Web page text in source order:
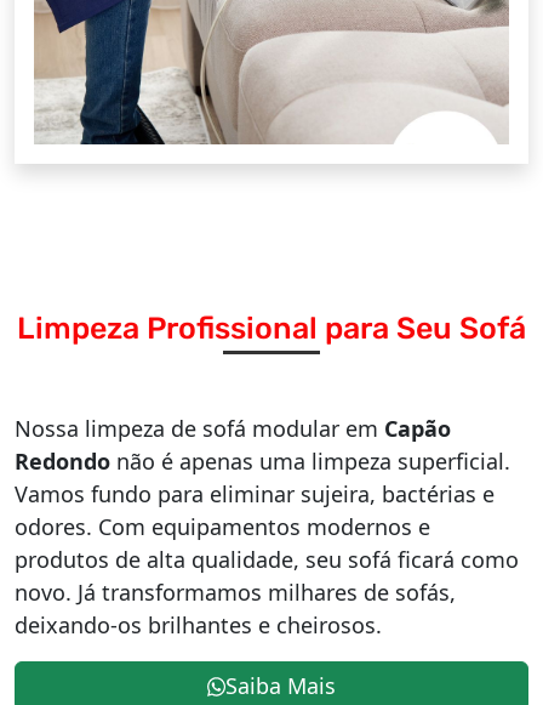
Limpeza Profissional para Seu Sofá
Nossa limpeza de sofá modular em Capão
Redondo não é apenas uma limpeza superficial.
Vamos fundo para eliminar sujeira, bactérias e
odores. Com equipamentos modernos e
produtos de alta qualidade, seu sofá ficará como
novo. Já transformamos milhares de sofás,
deixando-os brilhantes e cheirosos.
Saiba Mais